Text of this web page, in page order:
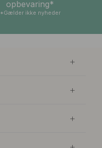
opbevaring*
*Gælder ikke nyheder